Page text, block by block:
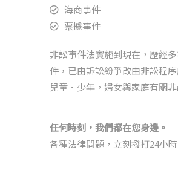
海商事件
票據事件
非訟事件法實施到現在，歷經
件，已由訴訟紛爭改由非訟程
兒童．少年，婦女與家庭有關
任何時刻，我們都在您身邊。
各種法律問題，立刻撥打24小